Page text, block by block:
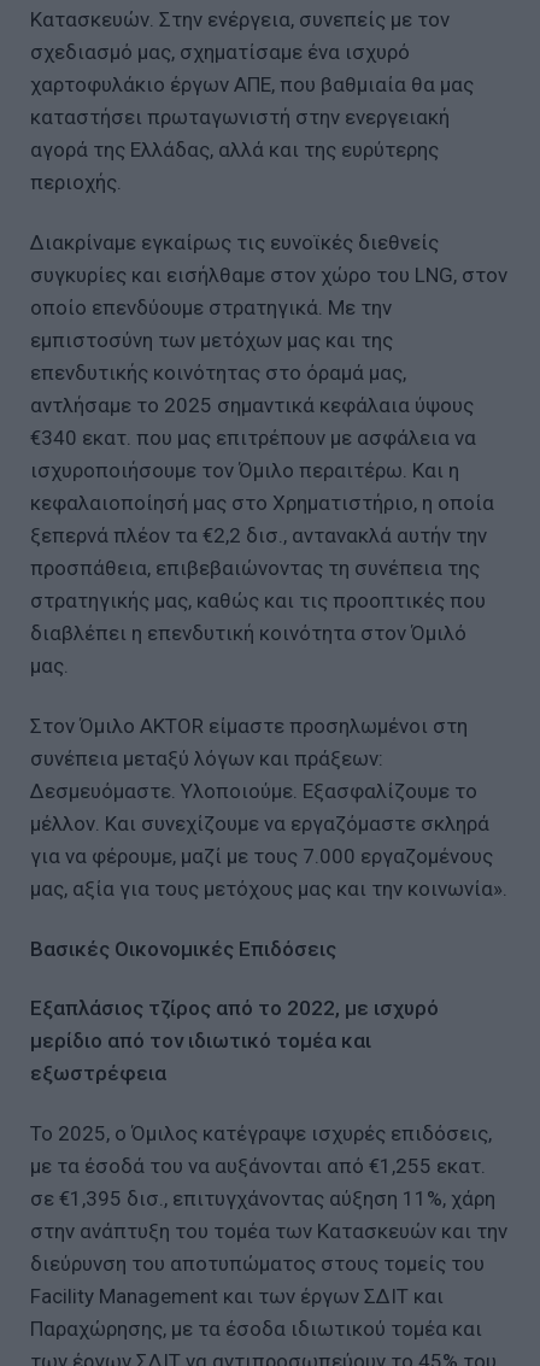
Κατασκευών. Στην ενέργεια, συνεπείς με τον
σχεδιασμό μας, σχηματίσαμε ένα ισχυρό
χαρτοφυλάκιο έργων ΑΠΕ, που βαθμιαία θα μας
καταστήσει πρωταγωνιστή στην ενεργειακή
αγορά της Ελλάδας, αλλά και της ευρύτερης
περιοχής.
Διακρίναμε εγκαίρως τις ευνοϊκές διεθνείς
συγκυρίες και εισήλθαμε στον χώρο του LNG, στον
οποίο επενδύουμε στρατηγικά. Με την
εμπιστοσύνη των μετόχων μας και της
επενδυτικής κοινότητας στο όραμά μας,
αντλήσαμε το 2025 σημαντικά κεφάλαια ύψους
€340 εκατ. που μας επιτρέπουν με ασφάλεια να
ισχυροποιήσουμε τον Όμιλο περαιτέρω. Και η
κεφαλαιοποίησή μας στο Χρηματιστήριο, η οποία
ξεπερνά πλέον τα €2,2 δισ., αντανακλά αυτήν την
προσπάθεια, επιβεβαιώνοντας τη συνέπεια της
στρατηγικής μας, καθώς και τις προοπτικές που
διαβλέπει η επενδυτική κοινότητα στον Όμιλό
μας.
Στον Όμιλο AKTOR είμαστε προσηλωμένοι στη
συνέπεια μεταξύ λόγων και πράξεων:
Δεσμευόμαστε. Υλοποιούμε. Εξασφαλίζουμε το
μέλλον. Και συνεχίζουμε να εργαζόμαστε σκληρά
για να φέρουμε, μαζί με τους 7.000 εργαζομένους
μας, αξία για τους μετόχους μας και την κοινωνία».
Βασικές Οικονομικές Επιδόσεις
Εξαπλάσιος τζίρος από το 2022, με ισχυρό
μερίδιο από τον ιδιωτικό τομέα και
εξωστρέφεια
Το 2025, ο Όμιλος κατέγραψε ισχυρές επιδόσεις,
με τα έσοδά του να αυξάνονται από €1,255 εκατ.
σε €1,395 δισ., επιτυγχάνοντας αύξηση 11%, χάρη
στην ανάπτυξη του τομέα των Κατασκευών και την
διεύρυνση του αποτυπώματος στους τομείς του
Facility Management και των έργων ΣΔΙΤ και
Παραχώρησης, με τα έσοδα ιδιωτικού τομέα και